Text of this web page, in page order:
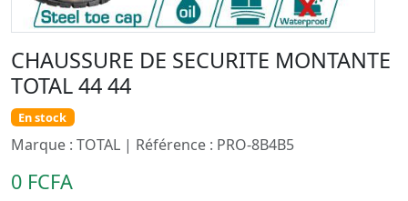
CHAUSSURE DE SECURITE MONTANTE
TOTAL 44 44
En stock
Marque : TOTAL | Référence : PRO-8B4B5
0 FCFA